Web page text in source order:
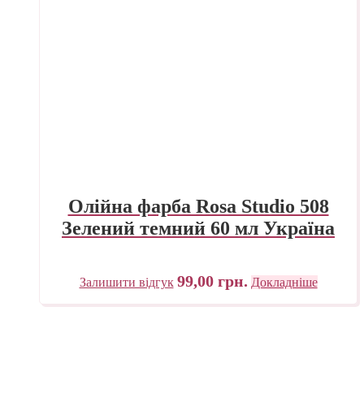
Олійна фарба Rosa Studio 508
Зелений темний 60 мл Україна
Залишити відгук 99,00 грн. Докладніше